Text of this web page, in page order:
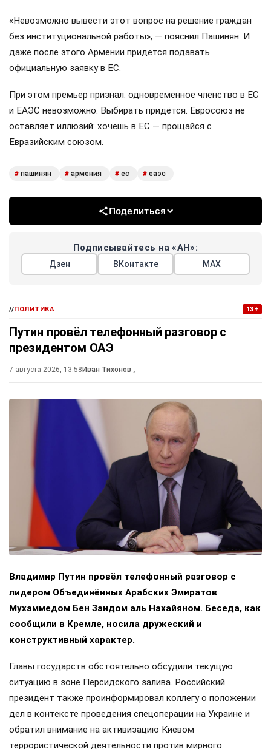
«Невозможно вывести этот вопрос на решение граждан
без институциональной работы», — пояснил Пашинян. И
даже после этого Армении придётся подавать
официальную заявку в ЕС.
При этом премьер признал: одновременное членство в ЕС
и ЕАЭС невозможно. Выбирать придётся. Евросоюз не
оставляет иллюзий: хочешь в ЕС — прощайся с
Евразийским союзом.
# пашинян # армения # ес # еаэс
Поделиться
Подписывайтесь на «АН»:
Дзен ВКонтакте МАХ
//ПОЛИТИКА 13+
Путин провёл телефонный разговор с
президентом ОАЭ
7 августа 2026, 13:58 Иван Тихонов ,
Владимир Путин провёл телефонный разговор с
лидером Объединённых Арабских Эмиратов
Мухаммедом Бен Заидом аль Нахайяном. Беседа, как
сообщили в Кремле, носила дружеский и
конструктивный характер.
Главы государств обстоятельно обсудили текущую
ситуацию в зоне Персидского залива. Российский
президент также проинформировал коллегу о положении
дел в контексте проведения спецоперации на Украине и
обратил внимание на активизацию Киевом
террористической деятельности против мирного